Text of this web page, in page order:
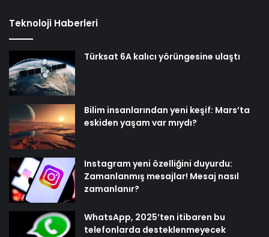
Teknoloji Haberleri
Türksat 6A kalıcı yörüngesine ulaştı
Bilim insanlarından yeni keşif: Mars’ta
eskiden yaşam var mıydı?
Instagram yeni özelliğini duyurdu:
Zamanlanmış mesajlar! Mesaj nasıl
zamanlanır?
WhatsApp, 2025’ten itibaren bu
telefonlarda desteklenmeyecek